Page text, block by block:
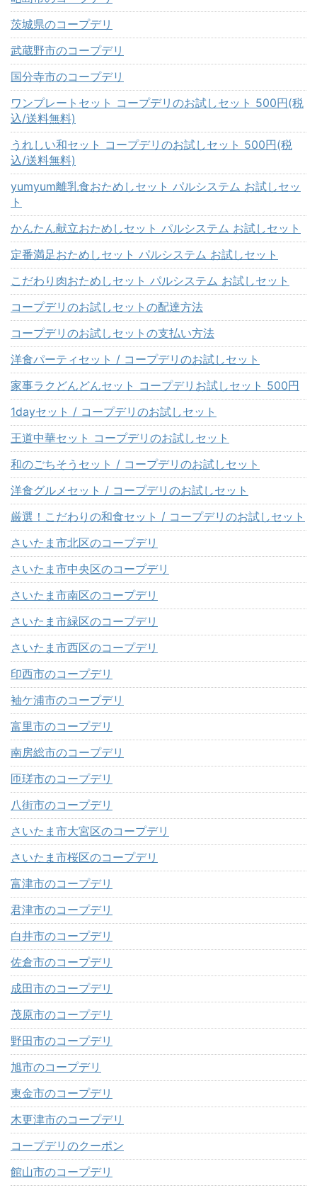
茨城県のコープデリ
武蔵野市のコープデリ
国分寺市のコープデリ
ワンプレートセット コープデリのお試しセット 500円(税
込/送料無料)
うれしい和セット コープデリのお試しセット 500円(税
込/送料無料)
yumyum離乳食おためしセット パルシステム お試しセッ
ト
かんたん献立おためしセット パルシステム お試しセット
定番満足おためしセット パルシステム お試しセット
こだわり肉おためしセット パルシステム お試しセット
コープデリのお試しセットの配達方法
コープデリのお試しセットの支払い方法
洋食パーティセット / コープデリのお試しセット
家事ラクどんどんセット コープデリお試しセット 500円
1dayセット / コープデリのお試しセット
王道中華セット コープデリのお試しセット
和のごちそうセット / コープデリのお試しセット
洋食グルメセット / コープデリのお試しセット
厳選！こだわりの和食セット / コープデリのお試しセット
さいたま市北区のコープデリ
さいたま市中央区のコープデリ
さいたま市南区のコープデリ
さいたま市緑区のコープデリ
さいたま市西区のコープデリ
印西市のコープデリ
袖ケ浦市のコープデリ
富里市のコープデリ
南房総市のコープデリ
匝瑳市のコープデリ
八街市のコープデリ
さいたま市大宮区のコープデリ
さいたま市桜区のコープデリ
富津市のコープデリ
君津市のコープデリ
白井市のコープデリ
佐倉市のコープデリ
成田市のコープデリ
茂原市のコープデリ
野田市のコープデリ
旭市のコープデリ
東金市のコープデリ
木更津市のコープデリ
コープデリのクーポン
館山市のコープデリ